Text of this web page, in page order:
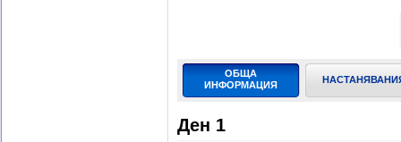
ОБЩА
ИНФОРМАЦИЯ
Ден 1